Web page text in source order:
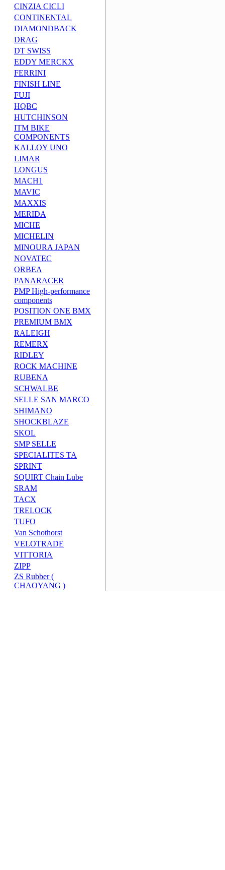
CINZIA CICLI
CONTINENTAL
DIAMONDBACK
DRAG
DT SWISS
EDDY MERCKX
FERRINI
FINISH LINE
FUJI
HQBC
HUTCHINSON
ITM BIKE
COMPONENTS
KALLOY UNO
LIMAR
LONGUS
MACH1
MAVIC
MAXXIS
MERIDA
MICHE
MICHELIN
MINOURA JAPAN
NOVATEC
ORBEA
PANARACER
PMP High-performance
components
POSITION ONE BMX
PREMIUM BMX
RALEIGH
REMERX
RIDLEY
ROCK MACHINE
RUBENA
SCHWALBE
SELLE SAN MARCO
SHIMANO
SHOCKBLAZE
SKOL
SMP SELLE
SPECIALITES TA
SPRINT
SQUIRT Chain Lube
SRAM
TACX
TRELOCK
TUFO
Van Schothorst
VELOTRADE
VITTORIA
ZIPP
ZS Rubber (
CHAOYANG )